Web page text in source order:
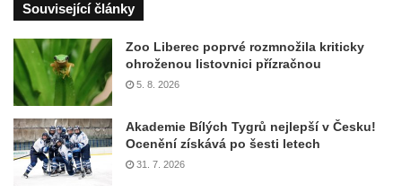
Související články
Zoo Liberec poprvé rozmnožila kriticky
ohroženou listovnici přízračnou
5. 8. 2026
Akademie Bílých Tygrů nejlepší v Česku!
Ocenění získává po šesti letech
31. 7. 2026